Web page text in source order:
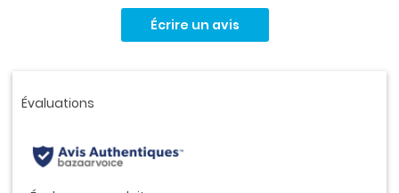
la
Écrire un avis